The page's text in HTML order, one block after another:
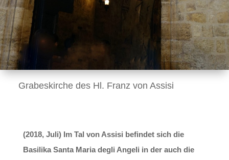
Grabeskirche des Hl. Franz von Assisi
(2018, Juli) Im Tal von Assisi befindet sich die
Basilika Santa Maria degli Angeli in der auch die